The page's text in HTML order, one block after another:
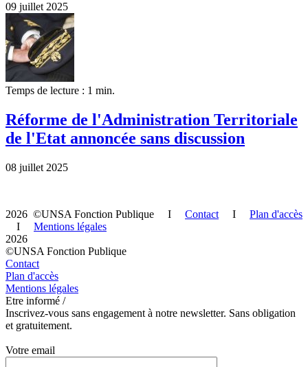
09 juillet 2025
Temps de lecture : 1 min.
Réforme de l'Administration Territoriale
de l'Etat annoncée sans discussion
08 juillet 2025
2026 ©UNSA Fonction Publique I Contact I Plan d'accès
I Mentions légales
2026
©UNSA Fonction Publique
Contact
Plan d'accès
Mentions légales
Etre informé /
Inscrivez-vous sans engagement à notre newsletter. Sans obligation
et gratuitement.
Votre email